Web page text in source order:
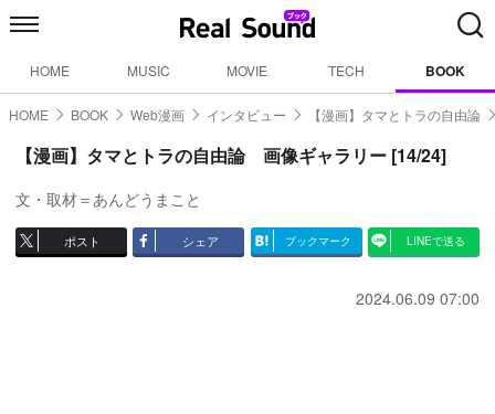
HOME MUSIC MOVIE TECH BOOK
HOME BOOK Web漫画 インタビュー 【漫画】タマとトラの自由論
【漫画】タマとトラの自由論 画像ギャラリー [14/24]
文・取材＝あんどうまこと
ポスト シェア ブックマーク LINEで送る
2024.06.09 07:00